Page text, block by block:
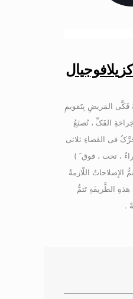
المَریضِ بِتَقویمِ
الفَکِّ ، تُصنَعُ
فی الفَضاءِ ثلاثی
، تحت ، فوق َ )
اللّازمةُ
الطَّریقَةِ تَتمُّ
.